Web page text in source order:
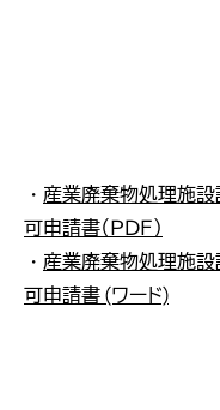
・ 産業廃棄物処理施
可申請書（ＰＤＦ）
・ 産業廃棄物処理施
可申請書 (ワード)